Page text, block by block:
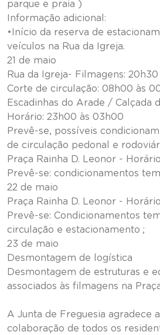
parque e praia )
Informação adicional:
•Início da reserva de
veículos na Rua da Igreja.
21 de maio
Rua da Igreja- Filmagens:
Corte de circulação: 08h00 às
Escadinhas do Arade / Calçada
Horário: 23h00 às 03h00
Prevê-se, possíveis
de circulação pedonal e
Praça Rainha D. Leonor -
Prevê-se: condicionamentos
22 de maio
Praça Rainha D. Leonor -
Prevê-se: Condicionamentos
circulação e estacionamento ;
23 de maio
Desmontagem de logística
Desmontagem de estruturas e
associados às filmagens na
A Junta de Freguesia agradece
colaboração de todos os